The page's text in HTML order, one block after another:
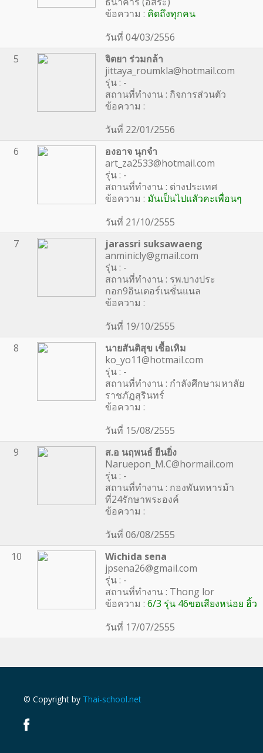
ข้อความ : คิดถึงทุกคน
วันที่ 04/03/2556
5
จิตยา ร่วมกล้า
jittaya_roumkla@hotmail.com
รุ่น : -
สถานที่ทำงาน : กิจการส่วนตัว
ข้อความ :
วันที่ 22/01/2556
6
องอาจ นุกจำ
art_za2533@hotmail.com
รุ่น : -
สถานที่ทำงาน : ต่างประเทศ
ข้อความ : มันเป็นไปแลัวคะเพื่อนๆ
วันที่ 21/10/2555
7
jarassri suksawaeng
anminicly@gmail.com
รุ่น : -
สถานที่ทำงาน : รพ.บางประ
กอก9อินเตอร์เนชั่นแนล
ข้อความ :
วันที่ 19/10/2555
8
นายสันติสุข เชื้อเหิม
ko_yo11@hotmail.com
รุ่น : -
สถานที่ทำงาน : กำลังศึกษามหาลัย
ราชภัฏสุรินทร์
ข้อความ :
วันที่ 15/08/2555
9
ส.อ นฤพนธ์ ยืนยิ่ง
Naruepon_M.C@hormail.com
รุ่น : -
สถานที่ทำงาน : กองพันทหารม้า
ที่24รักษาพระองค์
ข้อความ :
วันที่ 06/08/2555
10
Wichida sena
jpsena26@gmail.com
รุ่น : -
สถานที่ทำงาน : Thong lor
ข้อความ : 6/3 รุ่น 46ขอเสียงหน่อย ฮิ้ว
วันที่ 17/07/2555
© Copyright by Thai-school.net